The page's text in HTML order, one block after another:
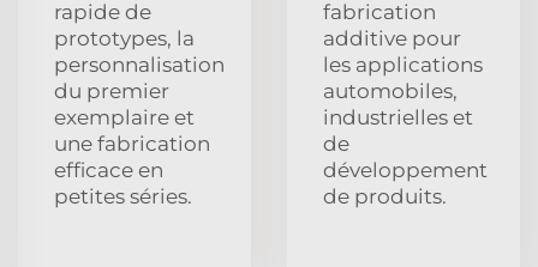
rapide de
prototypes, la
personnalisation
du premier
exemplaire et
une fabrication
efficace en
petites séries.
fabrication
additive pour
les applications
automobiles,
industrielles et
de
développement
de produits.